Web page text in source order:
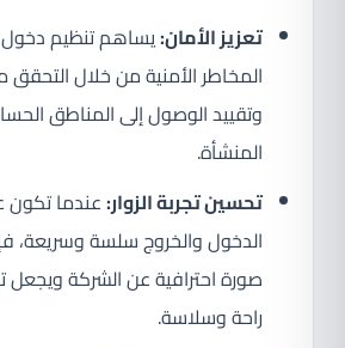
تعزيز الأمان:يساهم تنظيم دخول
المخاطر الأمنية من خلال
وتقييد الوصول إلى المناطق
المنشأة.
تحسين تجربة الزوار:عندما
الدخول والخروج سلسة
صورة احترافية عن الشركة ويجعل
راحة وسلاسة.